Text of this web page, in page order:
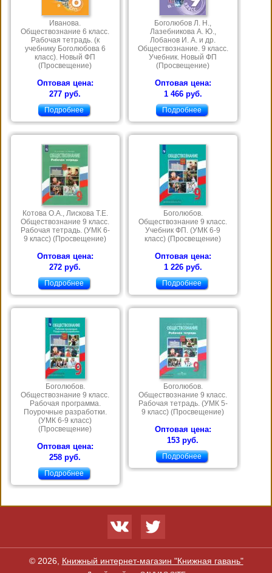
Иванова.
Обществознание 6 класс.
Рабочая тетрадь. (к
учебнику Боголюбова 6
класс). Новый ФП
(Просвещение)
Оптовая цена:
277 руб.
Подробнее
Боголюбов Л. Н.,
Лазебникова А. Ю.,
Лобанов И. А. и др.
Обществознание. 9 класс.
Учебник. Новый ФП
(Просвещение)
Оптовая цена:
1 466 руб.
Подробнее
Котова О.А., Лискова Т.Е.
Обществознание 9 класс.
Рабочая тетрадь. (УМК 6-
9 класс) (Просвещение)
Оптовая цена:
272 руб.
Подробнее
Боголюбов.
Обществознание 9 класс.
Учебник ФП. (УМК 6-9
класс) (Просвещение)
Оптовая цена:
1 226 руб.
Подробнее
Боголюбов.
Обществознание 9 класс.
Рабочая программа.
Поурочные разработки.
(УМК 6-9 класс)
(Просвещение)
Оптовая цена:
258 руб.
Подробнее
Боголюбов.
Обществознание 9 класс.
Рабочая тетрадь. (УМК 5-
9 класс) (Просвещение)
Оптовая цена:
153 руб.
Подробнее
© 2026, Книжный интернет-магазин "Книжная гавань"